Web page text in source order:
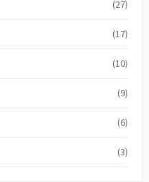
(27)
(17)
(10)
(9)
(6)
(3)